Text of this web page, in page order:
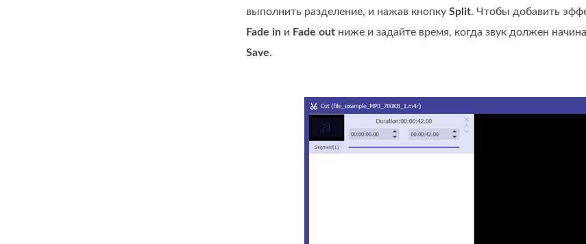
выполнить разделение, и нажав кнопку Split. Чтобы добавить
Fade in и Fade out ниже и задайте время, когда звук должен
Save.